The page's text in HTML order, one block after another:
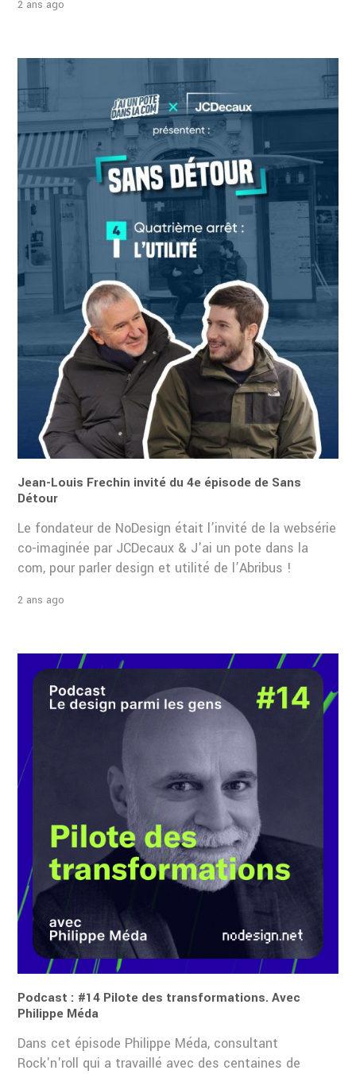
2 ans ago
Jean-Louis Frechin invité du 4e épisode de Sans
Détour
Le fondateur de NoDesign était l’invité de la websérie
co-imaginée par JCDecaux & J'ai un pote dans la
com, pour parler design et utilité de l’Abribus !
2 ans ago
Podcast : #14 Pilote des transformations. Avec
Philippe Méda
Dans cet épisode Philippe Méda, consultant
Rock'n'roll qui a travaillé avec des centaines de